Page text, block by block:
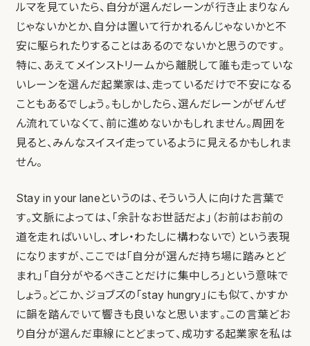
ルマを見ていたら、自分が選んだレーンが行き止まりなん
じゃないかとか、自分は置いて行かれるんじゃないかと不
安に駆られたりすることはあるのでないかと思うのです。
特に、あえてメインストリームから離脱して誰も走っていな
いレーンを選んだ起業家は、走っているだけで不安になる
こともあるでしょう。もしかしたら、選んだレーンがぜんぜ
ん流れていなくて、前に進めないかもしれません。周囲を
見ると、みんなスイスイ走っているように見えるかもしれま
せん。
Stay in your laneというのは、そういう人に向けた言葉で
す。文脈によっては、「余計なお世話だよ」（お前はお前の
道を走ればいいし、オレ・わたしに構わないで）という表現
になりますが、ここでは「自分が選んだ持ち場に踏みとど
まれ」「自分がやるべきことだけに集中しろ」という意味で
しょう。どこか、ジョブズの「stay hungry」にも似て、かすか
に韻を踏んでいて響きも良いなと思います。この言葉どお
り自分が選んだ車線にとどまって、成功する起業家を私は